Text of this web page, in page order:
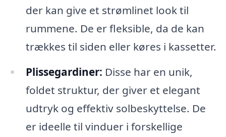
der kan give et strømlinet look til
rummene. De er fleksible, da de kan
trækkes til siden eller køres i kassetter.
Plissegardiner: Disse har en unik,
foldet struktur, der giver et elegant
udtryk og effektiv solbeskyttelse. De
er ideelle til vinduer i forskellige